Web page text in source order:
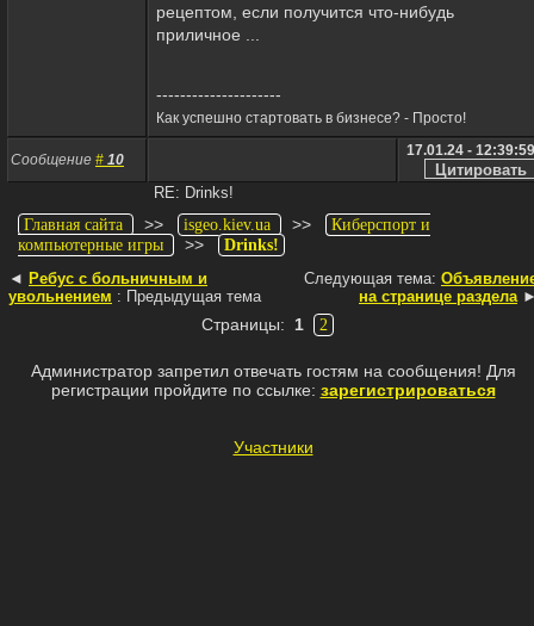
рецептом, если получится что-нибудь
приличное ...
---------------------
Как успешно стартовать в бизнесе? - Просто!
Сообщение # 10
17.01.24 - 12:39:59
RE: Drinks!
Главная сайта
>> isgeo.kiev.ua >>
Киберспорт и
компьютерные игры
>>
Drinks!
◄ Ребус с больничным и
увольнением : Предыдущая тема
Следующая тема:
на странице раздела
Страницы: 1 2
Администратор запретил отвечать гостям на сообщения! Для
регистрации пройдите по ссылке: зарегистрироваться
Участники